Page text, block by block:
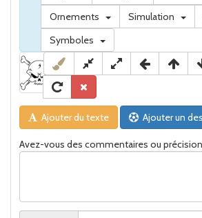
Ornements
Simulation
Symboles
Ajouter du texte Ajouter un
Avez-vous des commentaires ou